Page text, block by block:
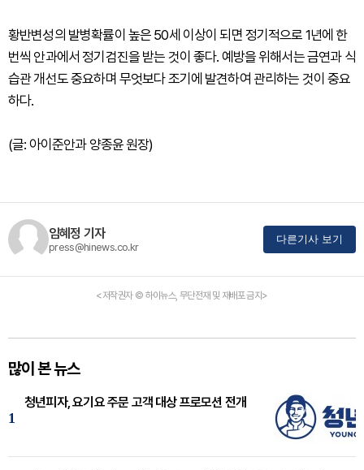
황반변성의 발병확률이 높은 50세 이상이 되면 정기적으로 1년에 한
번씩 안과에서 정기검진을 받는 것이 좋다. 예방을 위해서는 금연과 식
습관 개선도 중요하며 무엇보다 조기에 발견하여 관리하는 것이 중요
하다.
(글: 아이준안과 양종윤 원장)
임혜정 기자
press@hinews.co.kr
다른기사 보기
<저작권자 © 하이뉴스, 무단전재 및 재배포 금지>
많이 본 뉴스
1
청년피자, 요기요 주문 고객 대상 프로모션 전개